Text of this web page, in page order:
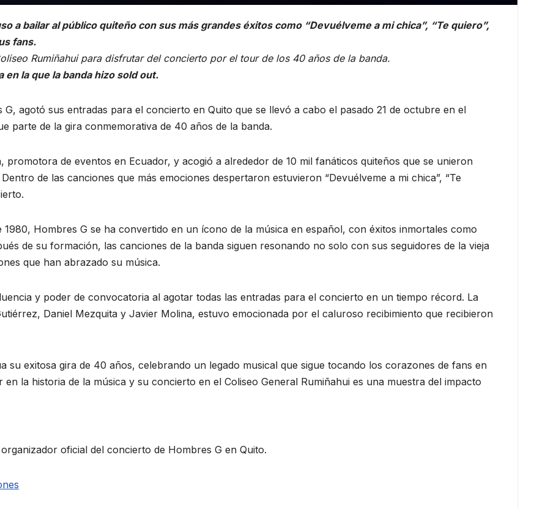
a bailar al público quiteño con sus más grandes éxitos como “Devuélveme a mi chica”, “Te quiero”,
fans.
Rumiñahui para disfrutar del concierto por el tour de los 40 años de la banda.
la que la banda hizo sold out.
agotó sus entradas para el concierto en Quito que se llevó a cabo el pasado 21 de octubre en el
parte de la gira conmemorativa de 40 años de la banda.
de eventos en Ecuador, y acogió a alrededor de 10 mil fanáticos quiteños que se unieron
de las canciones que más emociones despertaron estuvieron “Devuélveme a mi chica”, “Te
1980, Hombres G se ha convertido en un ícono de la música en español, con éxitos inmortales como
de su formación, las canciones de la banda siguen resonando no solo con sus seguidores de la vieja
que han abrazado su música.
y poder de convocatoria al agotar todas las entradas para el concierto en un tiempo récord. La
Daniel Mezquita y Javier Molina, estuvo emocionada por el caluroso recibimiento que recibieron
su exitosa gira de 40 años, celebrando un legado musical que sigue tocando los corazones de fans en
la historia de la música y su concierto en el Coliseo General Rumiñahui es una muestra del impacto
oficial del concierto de Hombres G en Quito.